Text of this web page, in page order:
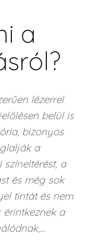
a
lézerrel
belül is
bizonyos
a
a
és még sok
tintát és nem
érintkeznek a